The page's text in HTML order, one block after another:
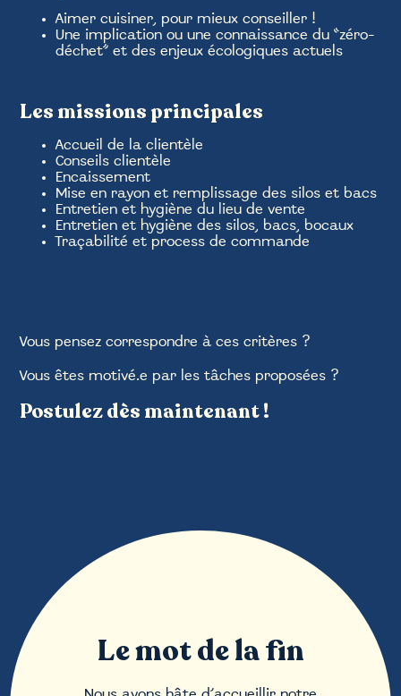
Aimer cuisiner, pour mieux conseiller !
Une implication ou une connaissance du “zéro-
déchet” et des enjeux écologiques actuels
Les missions principales
Accueil de la clientèle
Conseils clientèle
Encaissement
Mise en rayon et remplissage des silos et bacs
Entretien et hygiène du lieu de vente
Entretien et hygiène des silos, bacs, bocaux
Traçabilité et process de commande
Vous pensez correspondre à ces critères ?
Vous êtes motivé.e par les tâches proposées ?
Postulez dès maintenant !
Le mot de la fin